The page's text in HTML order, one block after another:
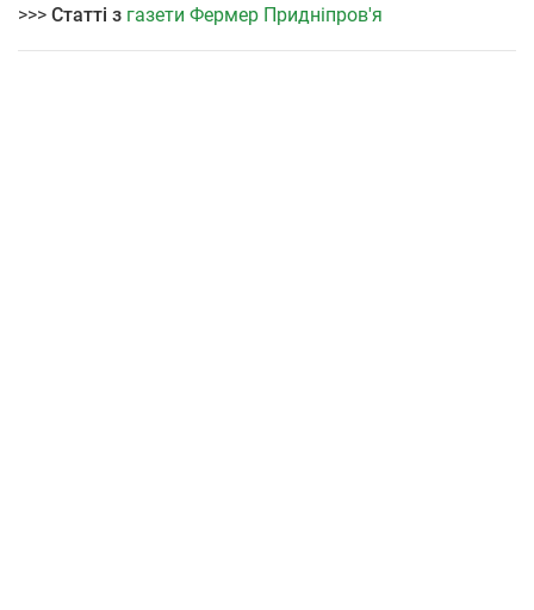
>>> Статті з газети Фермер Придніпров'я